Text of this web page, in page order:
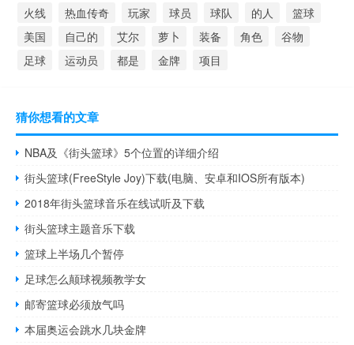
火线
热血传奇 玩家 球员 球队 的人
篮球
美国
自己的 艾尔 萝卜 装备 角色
谷物
足球
运动员 都是 金牌 项目
猜你想看的文章
NBA及《街头篮球》5个位置的详细介绍
街头篮球(FreeStyle Joy)下载(电脑、安卓和IOS所有版本)
2018年街头篮球音乐在线试听及下载
街头篮球主题音乐下载
篮球上半场几个暂停
足球怎么颠球视频教学女
邮寄篮球必须放气吗
本届奥运会跳水几块金牌